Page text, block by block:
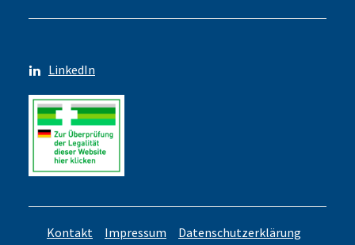
LinkedIn
Kontakt Impressum Datenschutzerklärung